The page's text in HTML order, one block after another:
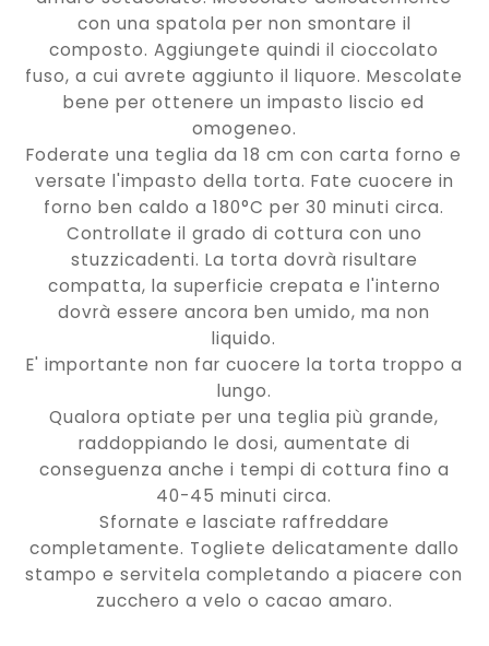
con una spatola per non smontare il
composto. Aggiungete quindi il cioccolato
fuso, a cui avrete aggiunto il liquore. Mescolate
bene per ottenere un impasto liscio ed
omogeneo.
Foderate una teglia da 18 cm con carta forno e
versate l'impasto della torta. Fate cuocere in
forno ben caldo a 180°C per 30 minuti circa.
Controllate il grado di cottura con uno
stuzzicadenti. La torta dovrà risultare
compatta, la superficie crepata e l'interno
dovrà essere ancora ben umido, ma non
liquido.
E' importante non far cuocere la torta troppo a
lungo.
Qualora optiate per una teglia più grande,
raddoppiando le dosi, aumentate di
conseguenza anche i tempi di cottura fino a
40-45 minuti circa.
Sfornate e lasciate raffreddare
completamente. Togliete delicatamente dallo
stampo e servitela completando a piacere con
zucchero a velo o cacao amaro.